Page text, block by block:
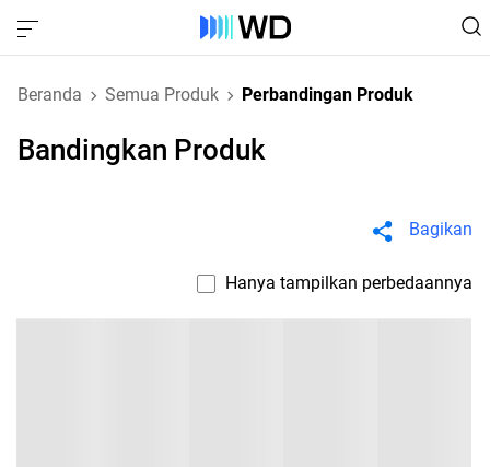
Beranda Semua Produk Perbandingan Produk
Bandingkan Produk
Bagikan
Hanya tampilkan perbedaannya